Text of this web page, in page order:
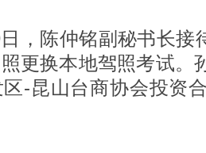
，陈仲铭副秘书长接
更换本地驾照考试。
-昆山台商协会投资